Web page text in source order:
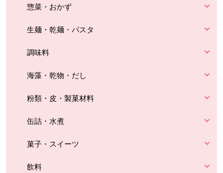
惣菜・おかず
生麺・乾麺・パスタ
調味料
海藻・乾物・だし
粉類・皮・製菓材料
缶詰・水煮
菓子・スイーツ
飲料